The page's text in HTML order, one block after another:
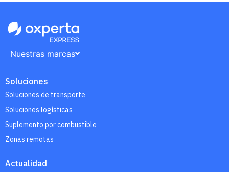
Nuestras marcas
Soluciones
Soluciones de transporte
Soluciones logísticas
Suplemento por combustible
Zonas remotas
Actualidad